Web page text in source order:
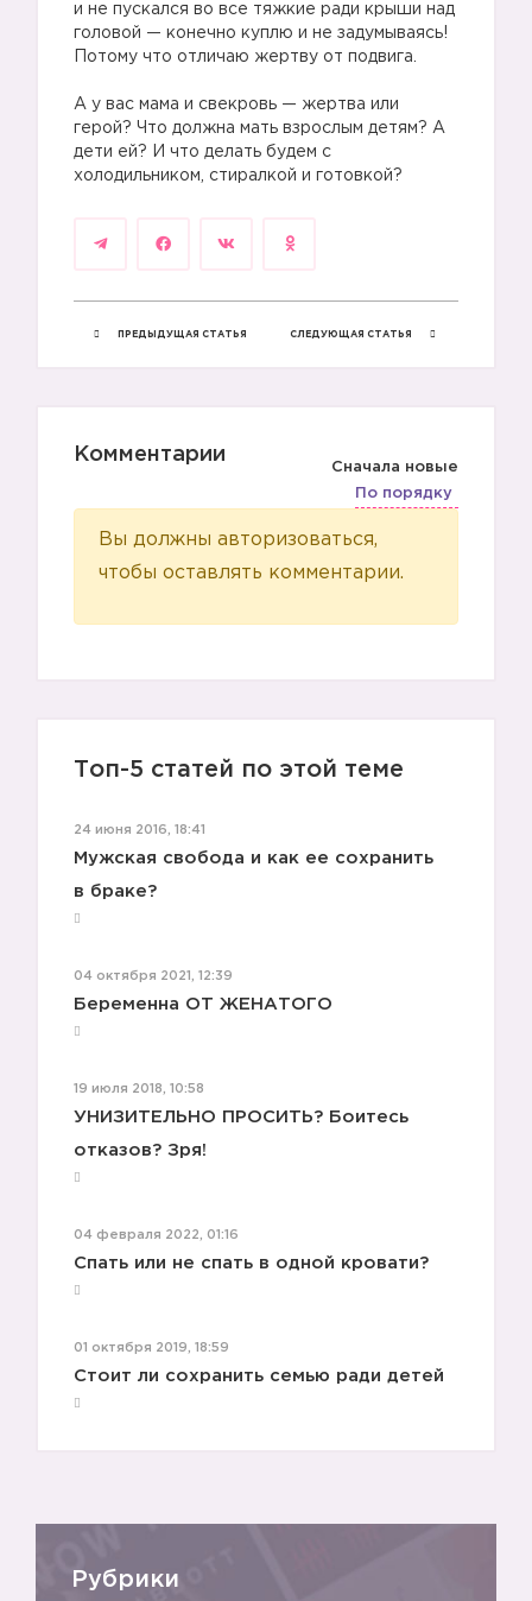
и не пускался во все тяжкие ради крыши над
головой — конечно куплю и не задумываясь!
Потому что отличаю жертву от подвига.
А у вас мама и свекровь — жертва или
герой? Что должна мать взрослым детям? А
дети ей? И что делать будем с
холодильником, стиралкой и готовкой?
ПРЕДЫДУЩАЯ СТАТЬЯ СЛЕДУЮЩАЯ СТАТЬЯ
Комментарии
Сначала новые
По порядку
Вы должны авторизоваться,
чтобы оставлять комментарии.
Топ-5 статей по этой теме
24 июня 2016, 18:41
Мужская свобода и как ее сохранить
в браке?
04 октября 2021, 12:39
Беременна ОТ ЖЕНАТОГО
19 июля 2018, 10:58
УНИЗИТЕЛЬНО ПРОСИТЬ? Боитесь
отказов? Зря!
04 февраля 2022, 01:16
Спать или не спать в одной кровати?
01 октября 2019, 18:59
Стоит ли сохранить семью ради детей
Рубрики